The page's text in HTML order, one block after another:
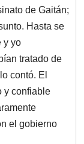
de Gaitán;
Hasta se
y yo
tratado de
contó. El
y confiable
el gobierno